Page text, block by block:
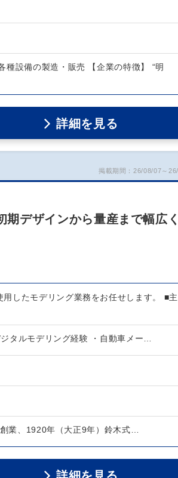
種設備の製造・販売 【企業の特徴】 “明
詳細を見る
掲載期間：26/08/07～
デザインから量産まで幅広
したモデリング業務をお任せします。 ■主
タルモデリング経験 ・自動車メー…
業、1920年（大正9年）鈴木式…